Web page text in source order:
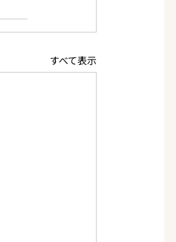
すべて表示